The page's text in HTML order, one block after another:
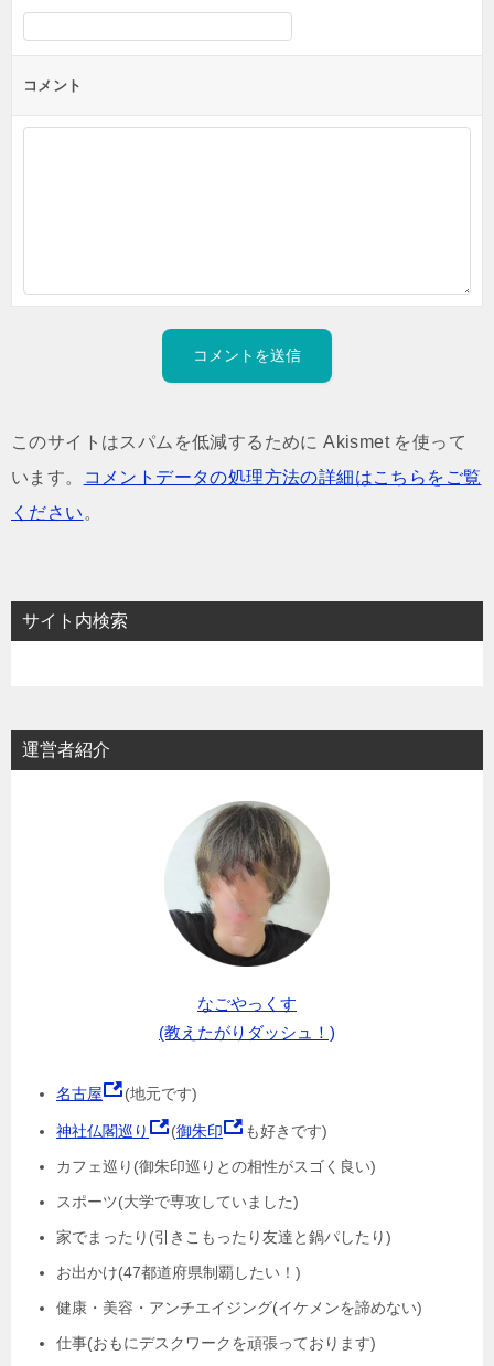
シ
ンコメント
このサイトはスパムを低減するために Akismet を使って
います。
コメントデータの処理方法の詳細はこちらをご覧
ください 。
サイト内検索
運営者紹介
なごやっくす
(教えたがりダッシュ！)
名古屋 (地元です)
神社仏閣巡り (御朱印
も好きです)
カフェ巡り(御朱印巡りとの相性がスゴく良い)
スポーツ(大学で専攻していました)
家でまったり(引きこもったり友達と鍋パしたり)
お出かけ(47都道府県制覇したい！)
健康・美容・アンチエイジング(イケメンを諦めない)
仕事(おもにデスクワークを頑張っております)